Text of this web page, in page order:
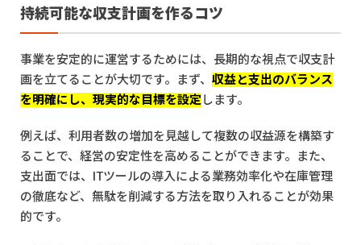
持続可能な収支計画を作るコツ
事業を安定的に運営するためには、長期的な視点で収支計
画を立てることが大切です。まず、 収益と支出のバランス
を明確にし、現実的な目標を設定します。
例えば、利用者数の増加を見越して複数の収益源を構築す
ることで、経営の安定性を高めることができます。また、
支出面では、ITツールの導入による業務効率化や在庫管理
の徹底など、無駄を削減する方法を取り入れることが効果
的です。